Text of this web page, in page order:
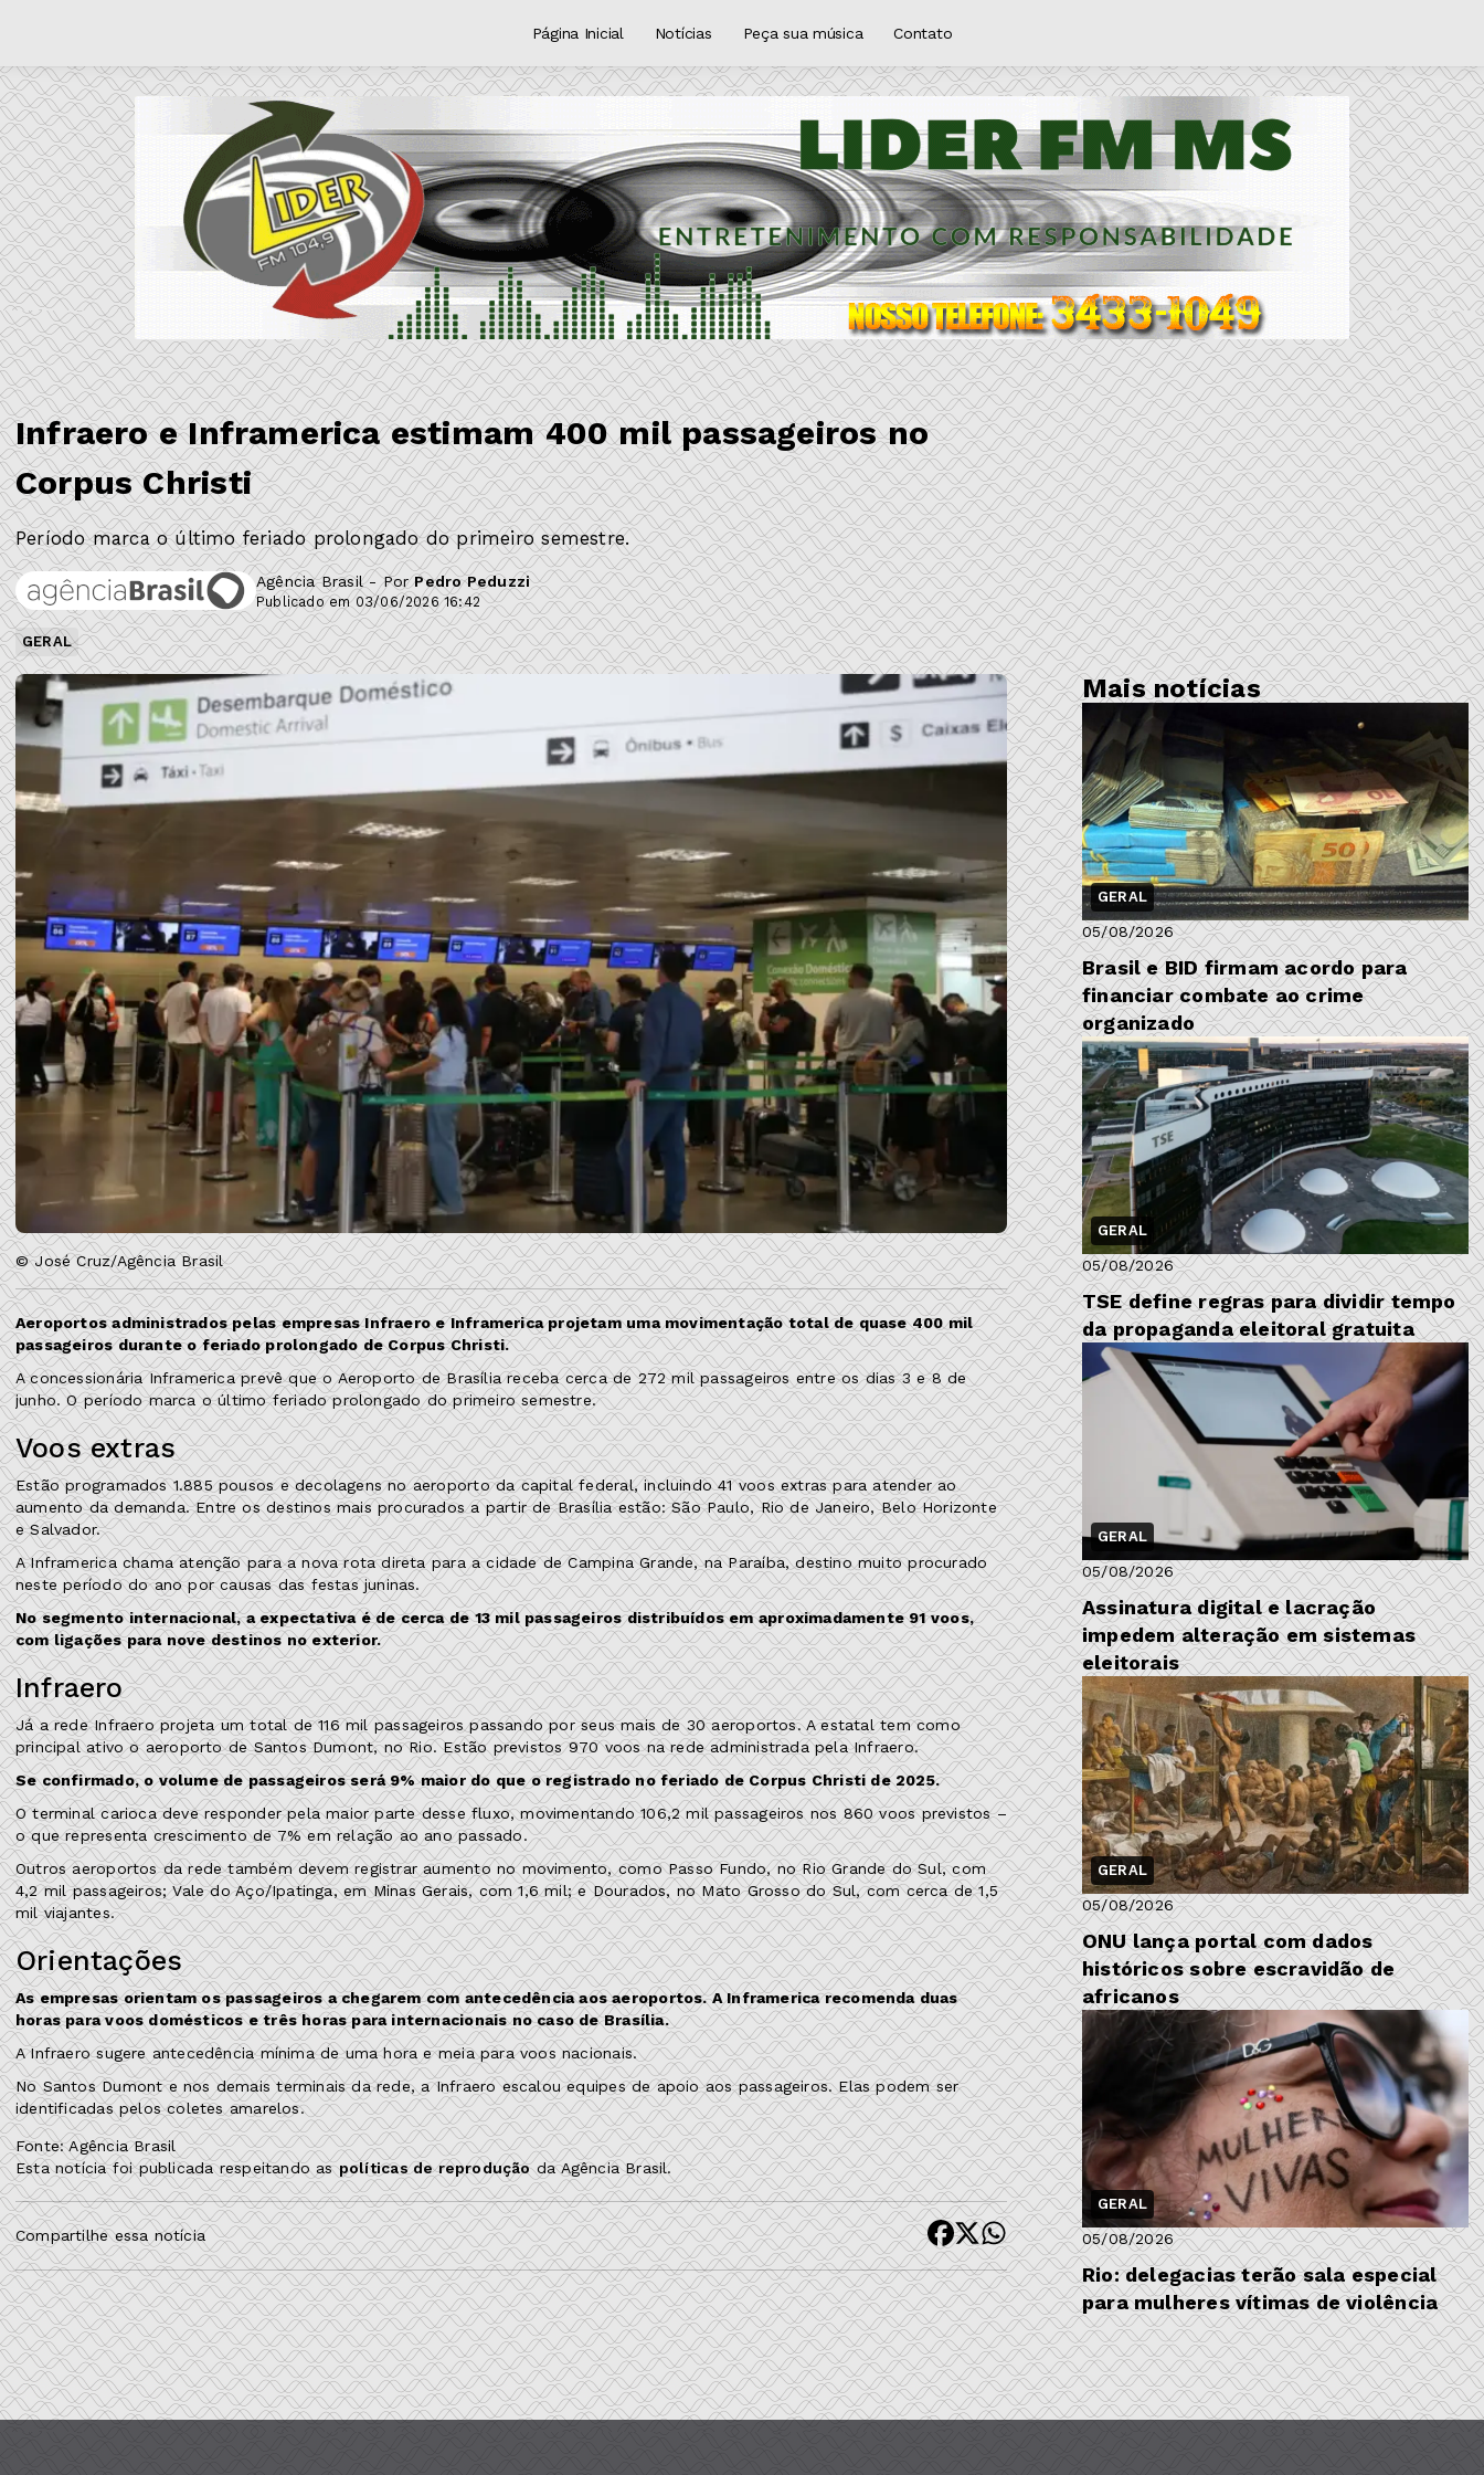
Página Inicial Notícias Peça sua música Contato
Infraero e Inframerica estimam 400 mil passageiros no
Corpus Christi
Período marca o último feriado prolongado do primeiro semestre.
Agência Brasil - PorPedro Peduzzi
Publicado em 03/06/2026 16:42
GERAL
© José Cruz/Agência Brasil
Aeroportos administrados pelas empresas Infraero e Inframerica projetam uma movimentação total de quase 400 mil
passageiros durante o feriado prolongado de Corpus Christi.
A concessionária Inframerica prevê que o Aeroporto de Brasília receba cerca de 272 mil passageiros entre os dias 3 e 8 de
junho. O período marca o último feriado prolongado do primeiro semestre.
Voos extras
Estão programados 1.885 pousos e decolagens no aeroporto da capital federal, incluindo 41 voos extras para atender ao
aumento da demanda. Entre os destinos mais procurados a partir de Brasília estão: São Paulo, Rio de Janeiro, Belo Horizonte
e Salvador.
A Inframerica chama atenção para a nova rota direta para a cidade de Campina Grande, na Paraíba, destino muito procurado
neste período do ano por causas das festas juninas.
No segmento internacional, a expectativa é de cerca de 13 mil passageiros distribuídos em aproximadamente 91 voos,
com ligações para nove destinos no exterior.
Infraero
Já a rede Infraero projeta um total de 116 mil passageiros passando por seus mais de 30 aeroportos. A estatal tem como
principal ativo o aeroporto de Santos Dumont, no Rio. Estão previstos 970 voos na rede administrada pela Infraero.
Se confirmado, o volume de passageiros será 9% maior do que o registrado no feriado de Corpus Christi de 2025.
O terminal carioca deve responder pela maior parte desse fluxo, movimentando 106,2 mil passageiros nos 860 voos previstos –
o que representa crescimento de 7% em relação ao ano passado.
Outros aeroportos da rede também devem registrar aumento no movimento, como Passo Fundo, no Rio Grande do Sul, com
4,2 mil passageiros; Vale do Aço/Ipatinga, em Minas Gerais, com 1,6 mil; e Dourados, no Mato Grosso do Sul, com cerca de 1,5
mil viajantes.
Orientações
As empresas orientam os passageiros a chegarem com antecedência aos aeroportos. A Inframerica recomenda duas
horas para voos domésticos e três horas para internacionais no caso de Brasília.
A Infraero sugere antecedência mínima de uma hora e meia para voos nacionais.
No Santos Dumont e nos demais terminais da rede, a Infraero escalou equipes de apoio aos passageiros. Elas podem ser
identificadas pelos coletes amarelos.
Fonte: Agência Brasil
Esta notícia foi publicada respeitando aspolíticas de reproduçãoda Agência Brasil.
Compartilhe essa notícia
Mais notícias
GERAL
05/08/2026
Brasil e BID firmam acordo para
financiar combate ao crime
organizado
GERAL
05/08/2026
TSE define regras para dividir tempo
da propaganda eleitoral gratuita
GERAL
05/08/2026
Assinatura digital e lacração
impedem alteração em sistemas
eleitorais
GERAL
05/08/2026
ONU lança portal com dados
históricos sobre escravidão de
africanos
GERAL
05/08/2026
Rio: delegacias terão sala especial
para mulheres vítimas de violência